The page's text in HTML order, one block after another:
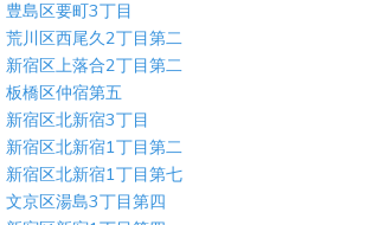
豊島区要町3丁目
荒川区西尾久2丁目第二
新宿区上落合2丁目第二
板橋区仲宿第五
新宿区北新宿3丁目
新宿区北新宿1丁目第二
新宿区北新宿1丁目第七
文京区湯島3丁目第四